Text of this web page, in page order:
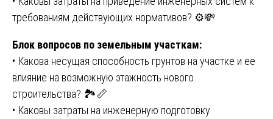
требованиям действующих нормативов? ⚙️💸
Блок вопросов по земельным участкам:
• Какова несущая способность грунтов на участке и ее
влияние на возможную этажность нового
строительства? 🏞️📏
• Каковы затраты на инженерную подготовку